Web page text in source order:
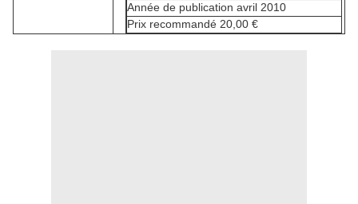
Année de publication avril 2010
Prix recommandé 20,00 €